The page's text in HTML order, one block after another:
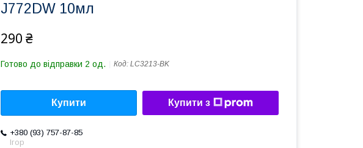
J772DW 10мл
290 ₴
Готово до відправки 2 од. Код: LC3213-BK
Купити Купити з
+380 (93) 757-87-85
Ігор